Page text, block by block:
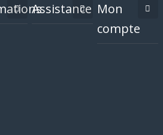
Assistance Mon
compte